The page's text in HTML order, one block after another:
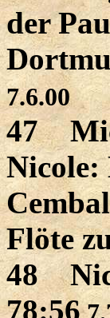
der
7.6.00
47
Flöte
48
78:56